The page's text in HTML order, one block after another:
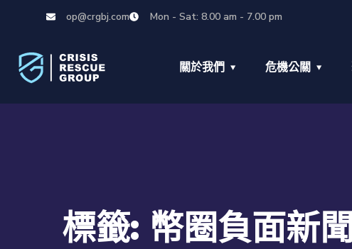
op@crgbj.com Mon - Sat: 8.00 am - 7.00 pm
關於我們 危機公關
標籤: 幣圈負面新